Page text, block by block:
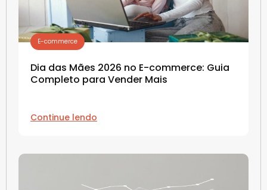
E-commerce
Dia das Mães 2026 no E-commerce: Guia
Completo para Vender Mais
Continue lendo